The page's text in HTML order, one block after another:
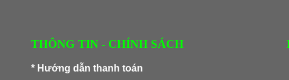
THÔNG TIN - CHÍNH SÁCH
* Hướng dẫn thanh toán